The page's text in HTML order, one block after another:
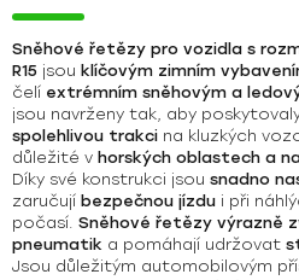
Sněhové řetězy pro vozidla s
R15 jsou klíčovým zimním
čelí extrémním sněhovým a
jsou navrženy tak, aby
spolehlivou trakci na kluzkých
důležité v horských oblastech a
Díky své konstrukci jsou snadno
zaručují bezpečnou jízdu i při
počasí. Sněhové řetězy výrazně
pneumatik a pomáhají udržovat
Jsou důležitým automobilovým